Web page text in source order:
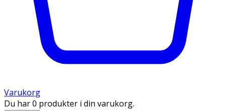
Varukorg
Du har 0 produkter i din varukorg.